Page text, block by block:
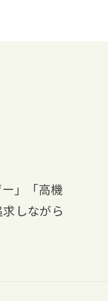
」「高機
しながら